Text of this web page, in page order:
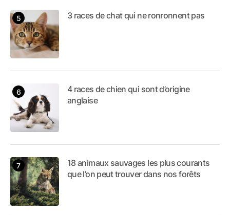
3 races de chat qui ne ronronnent pas
4 races de chien qui sont d’origine
anglaise
18 animaux sauvages les plus courants
que l’on peut trouver dans nos forêts